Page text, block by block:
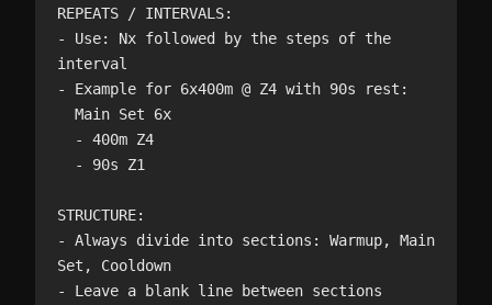
REPEATS / INTERVALS:
- Use: Nx followed by the steps of the
interval
- Example for 6x400m @ Z4 with 90s rest:
STRUCTURE:
- Always divide into sections: Warmup, Main
Set, Cooldown
- Leave a blank line between sections